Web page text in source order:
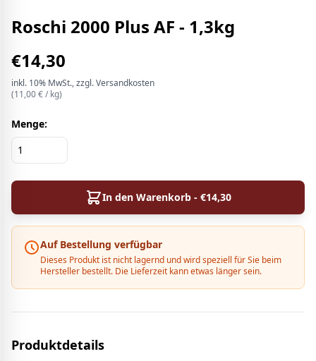
Roschi 2000 Plus AF - 1,3kg
€14,30
inkl. 10% MwSt., zzgl. Versandkosten
(11,00€ /kg)
Menge:
In den Warenkorb - €14,30
Auf Bestellung verfügbar
Dieses Produkt ist nicht lagernd und wird speziell für Sie beim
Hersteller bestellt. Die Lieferzeit kann etwas länger sein.
Produktdetails